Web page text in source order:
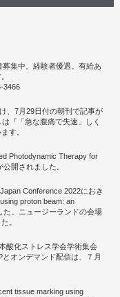
集中。経験者優遇。有給あ
3466
、7月29日付の朝刊で記事が
『「急な腹痛で失速」しく
す。
Photodynamic Therapy for
開されました。
Conference 2022におき
proton beam: an
た。ニュージーランドの会場
。
酸化ストレス学会学術集会
オンデマンド配信は、７月
tissue marking using